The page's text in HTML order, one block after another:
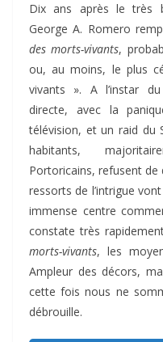
Dix ans après le très
George A. Romero
des morts-vivants,
ou, au moins, le plus
vivants ». A l’instar
directe, avec la
télévision, et un raid du
habitants,
Portoricains, refusent de
ressorts de l’intrigue
immense centre
constate très
morts-vivants, les
Ampleur des décors,
cette fois nous ne
débrouille.